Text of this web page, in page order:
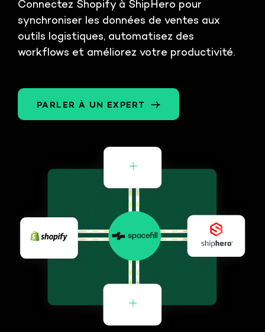
Connectez Shopify à ShipHero pour
synchroniser les données de ventes aux
outils logistiques, automatisez des
workflows et améliorez votre productivité.
PARLER À UN EXPERT